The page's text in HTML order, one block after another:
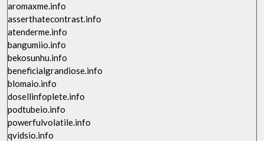
aromaxme.info
asserthatecontrast.info
atenderme.info
bangumiio.info
bekosunhu.info
beneficialgrandiose.info
blomaio.info
dosellinfoplete.info
podtubeio.info
powerfulvolatile.info
qvidsio.info